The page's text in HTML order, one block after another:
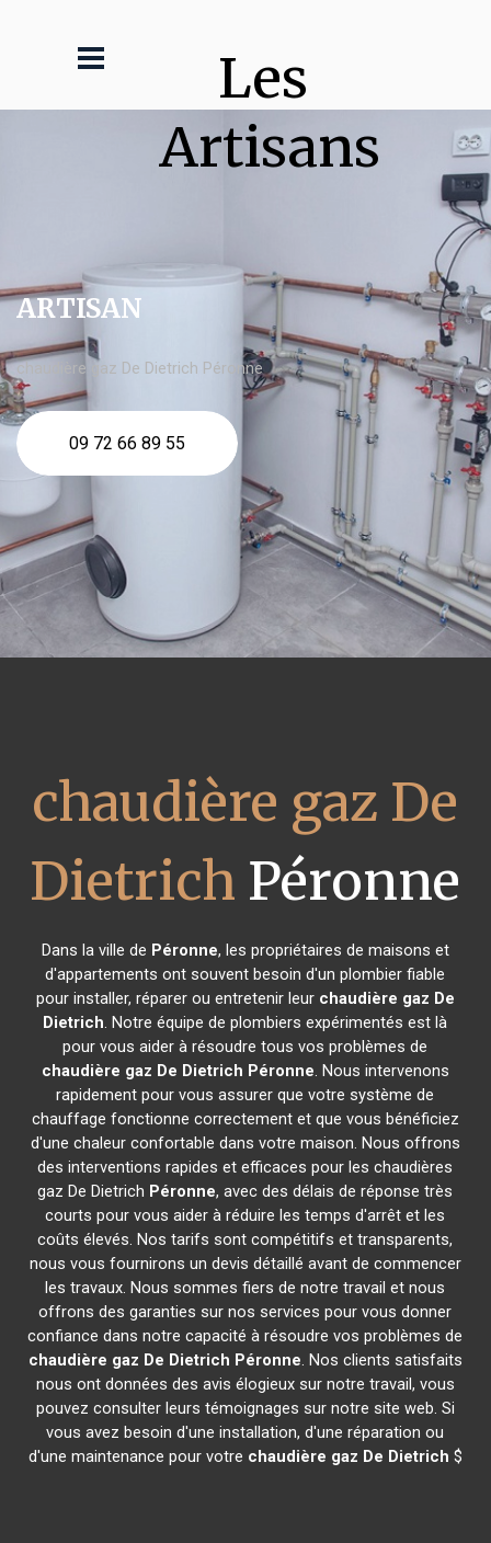
Les
Artisans
ARTISAN
chaudière gaz De Dietrich Péronne
09 72 66 89 55
chaudière gaz De
Dietrich Péronne
Dans la ville de Péronne, les propriétaires de maisons et
d'appartements ont souvent besoin d'un plombier fiable
pour installer, réparer ou entretenir leur chaudière gaz De
Dietrich. Notre équipe de plombiers expérimentés est là
pour vous aider à résoudre tous vos problèmes de
chaudière gaz De Dietrich Péronne. Nous intervenons
rapidement pour vous assurer que votre système de
chauffage fonctionne correctement et que vous bénéficiez
d'une chaleur confortable dans votre maison. Nous offrons
des interventions rapides et efficaces pour les chaudières
gaz De Dietrich Péronne, avec des délais de réponse très
courts pour vous aider à réduire les temps d'arrêt et les
coûts élevés. Nos tarifs sont compétitifs et transparents,
nous vous fournirons un devis détaillé avant de commencer
les travaux. Nous sommes fiers de notre travail et nous
offrons des garanties sur nos services pour vous donner
confiance dans notre capacité à résoudre vos problèmes de
chaudière gaz De Dietrich Péronne. Nos clients satisfaits
nous ont données des avis élogieux sur notre travail, vous
pouvez consulter leurs témoignages sur notre site web. Si
vous avez besoin d'une installation, d'une réparation ou
d'une maintenance pour votre chaudière gaz De Dietrich $